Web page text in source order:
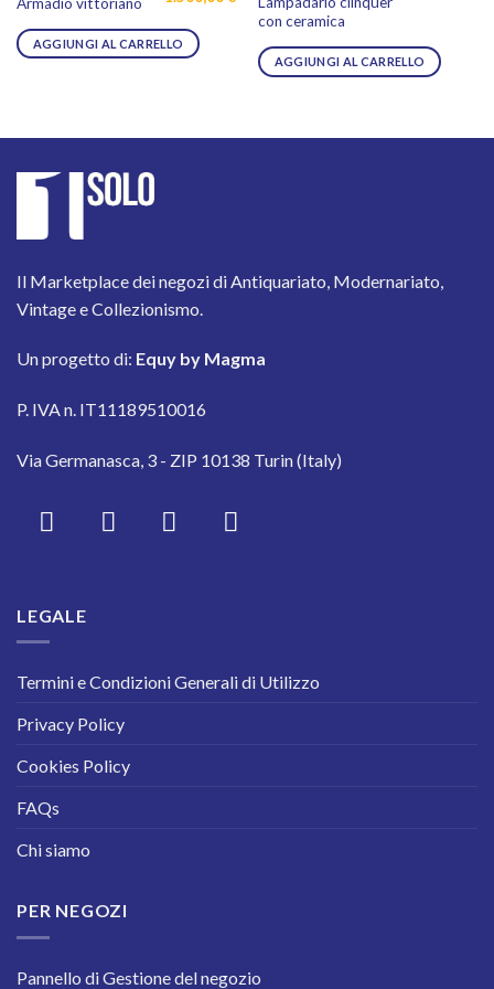
prezzo
originale
era:
2.500,00 €.
prezzo
attuale
1.500,00 €.
AGGIUNGI AL CARRELLO
con ceramica
AGGIUNGI AL CARRELLO
Il Marketplace dei negozi di Antiquariato, Modernariato,
Vintage e Collezionismo.
Un progetto di: Equy by Magma
P. IVA n. IT11189510016
Via Germanasca, 3 - ZIP 10138 Turin (Italy)
LEGALE
Termini e Condizioni Generali di Utilizzo
Privacy Policy
Cookies Policy
FAQs
Chi siamo
PER NEGOZI
Pannello di Gestione del negozio